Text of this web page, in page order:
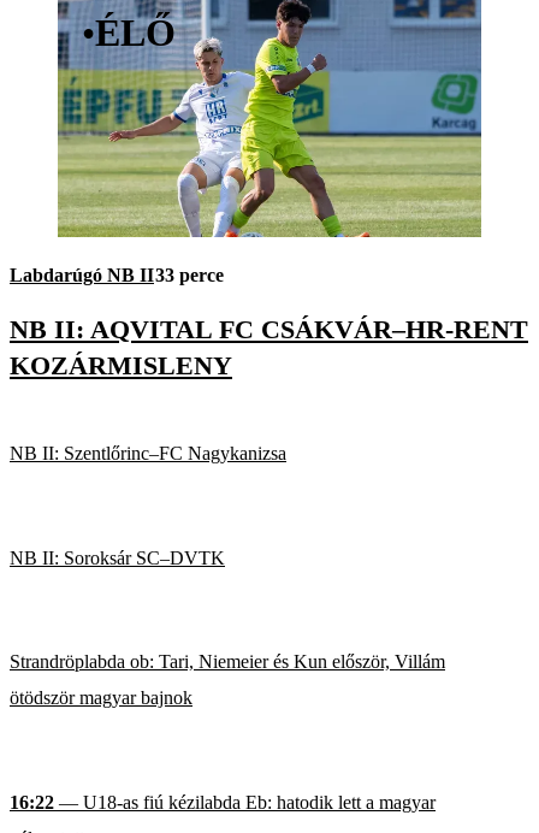
•ÉLŐ
Labdarúgó NB II33 perce
NB II: AQVITAL FC CSÁKVÁR–HR-RENT
KOZÁRMISLENY
NB II: Szentlőrinc–FC Nagykanizsa
NB II: Soroksár SC–DVTK
Strandröplabda ob: Tari, Niemeier és Kun először, Villám
ötödször magyar bajnok
16:22 — U18-as fiú kézilabda Eb: hatodik lett a magyar